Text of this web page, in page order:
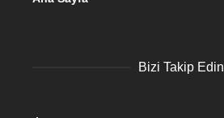
Bizi Takip Edin